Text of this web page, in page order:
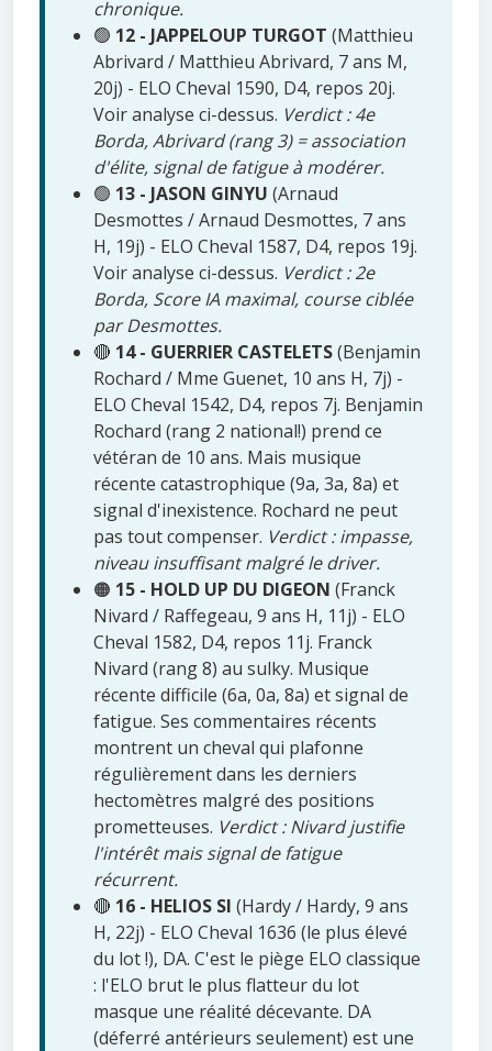
chronique.
🟢 12 - JAPPELOUP TURGOT (Matthieu
Abrivard / Matthieu Abrivard, 7 ans M,
20j) - ELO Cheval 1590, D4, repos 20j.
Voir analyse ci-dessus. Verdict : 4e
Borda, Abrivard (rang 3) = association
d'élite, signal de fatigue à modérer.
🟢 13 - JASON GINYU (Arnaud
Desmottes / Arnaud Desmottes, 7 ans
H, 19j) - ELO Cheval 1587, D4, repos 19j.
Voir analyse ci-dessus. Verdict : 2e
Borda, Score IA maximal, course ciblée
par Desmottes.
🔴 14 - GUERRIER CASTELETS(Benjamin
Rochard / Mme Guenet, 10 ans H, 7j) -
ELO Cheval 1542, D4, repos 7j. Benjamin
Rochard (rang 2 national!) prend ce
vétéran de 10 ans. Mais musique
récente catastrophique (9a, 3a, 8a) et
signal d'inexistence. Rochard ne peut
pas tout compenser. Verdict : impasse,
niveau insuffisant malgré le driver.
🟠 15 - HOLD UP DU DIGEON (Franck
Nivard / Raffegeau, 9 ans H, 11j) - ELO
Cheval 1582, D4, repos 11j. Franck
Nivard (rang 8) au sulky. Musique
récente difficile (6a, 0a, 8a) et signal de
fatigue. Ses commentaires récents
montrent un cheval qui plafonne
régulièrement dans les derniers
hectomètres malgré des positions
prometteuses. Verdict : Nivard justifie
l'intérêt mais signal de fatigue
récurrent.
🔴 16 - HELIOS SI (Hardy / Hardy, 9 ans
H, 22j) - ELO Cheval 1636 (le plus élevé
du lot !), DA. C'est le piège ELO classique
: l'ELO brut le plus flatteur du lot
masque une réalité décevante. DA
(déferré antérieurs seulement) est une